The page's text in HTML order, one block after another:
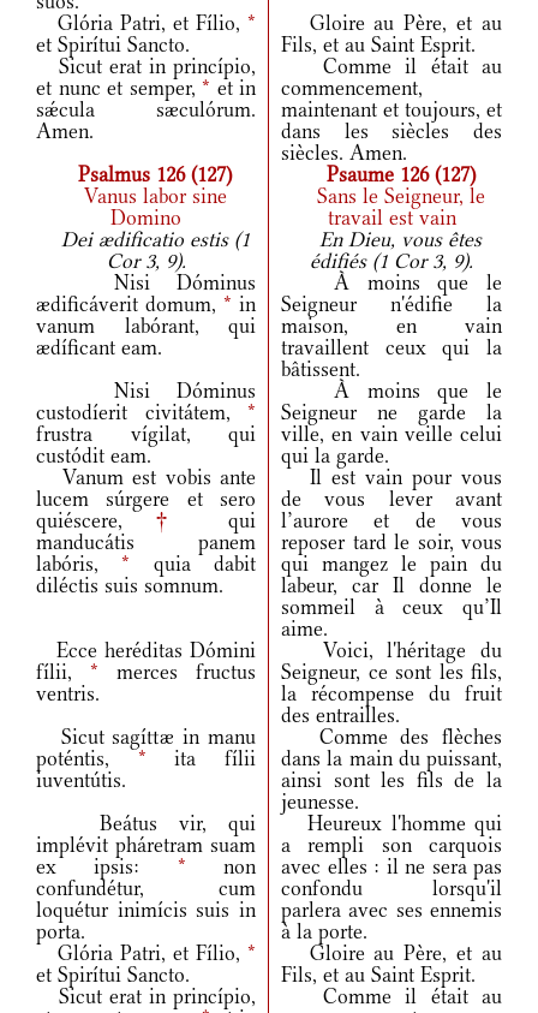
Glória Patri, et Fílio, *
et Spirítui Sancto.
Gloire au Père, et au
Fils, et au Saint Esprit.
Sicut erat in princípio,
et nunc et semper, * et in
sǽcula sæculórum.
Amen.
Comme il était au
commencement,
maintenant et toujours, et
dans les siècles des
siècles. Amen.
Psalmus 126 (127)
Psaume 126 (127)
Vanus labor sine
Domino
Sans le Seigneur, le
travail est vain
Dei ædificatio estis (1
Cor 3, 9).
En Dieu, vous êtes
édifiés (1 Cor 3, 9).
Nisi Dóminus
ædificáverit domum, * in
vanum labórant, qui
ædíficant eam.
À moins que le
Seigneur n'édifie la
maison, en vain
travaillent ceux qui la
bâtissent.
Nisi Dóminus
custodíerit civitátem, *
frustra vígilat, qui
custódit eam.
À moins que le
Seigneur ne garde la
ville, en vain veille celui
qui la garde.
Vanum est vobis ante
lucem súrgere et sero
quiéscere, †
qui
manducátis panem
labóris,* quia dabit
diléctis suis somnum.
Il est vain pour vous
de vous lever avant
l’aurore et de vous
reposer tard le soir, vous
qui mangez le pain du
labeur, car Il donne le
sommeil à ceux qu’Il
aime.
Ecce heréditas Dómini
fílii, * merces fructus
ventris.
Voici, l'héritage du
Seigneur, ce sont les fils,
la récompense du fruit
des entrailles.
Sicut sagíttæ in manu
poténtis, * ita fílii
iuventútis.
Comme des flèches
dans la main du puissant,
ainsi sont les fils de la
jeunesse.
Beátus vir, qui
implévit pháretram suam
ex ipsis: * non
confundétur, cum
loquétur inimícis suis in
porta.
Heureux l'homme qui
a rempli son carquois
avec elles : il ne sera pas
confondu lorsqu'il
parlera avec ses ennemis
à la porte.
Glória Patri, et Fílio, *
et Spirítui Sancto.
Gloire au Père, et au
Fils, et au Saint Esprit.
Sicut erat in princípio,
Comme il était au